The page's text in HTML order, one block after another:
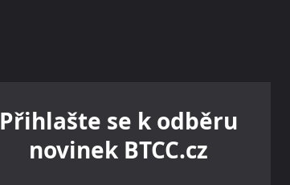
Přihlašte se k odběru
novinek BTCC.cz